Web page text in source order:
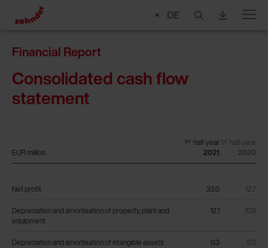
DE Menu
Financial Report
Consolidated cash flow
statement
EUR million
1st
2021
1
2020
Net profit 33.0 12.7
Depreciation and amortisation of property, plant and
equipment
12.1 10.8
Depreciation and amortisation of intangible assets 0.3 0.3